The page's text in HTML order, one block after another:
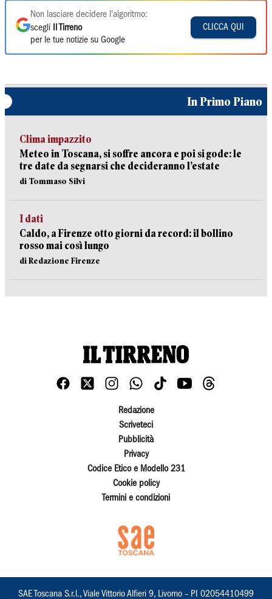
Non lasciare decidere l'algoritmo:
scegli
Il Tirreno
per le tue notizie su Google
CLICCA QUI
In Primo Piano
Clima impazzito
Meteo in Toscana, si soffre ancora e poi si gode: le
tre date da segnarsi che decideranno l’estate
di Tommaso Silvi
I dati
Caldo, a Firenze otto giorni da record: il bollino
rosso mai così lungo
di Redazione Firenze
Redazione
Scriveteci
Pubblicità
Privacy
Codice Etico e Modello 231
Cookie policy
Termini e condizioni
SAE Toscana S.r.l., Viale Vittorio Alfieri 9, Livorno – PI 02054410499